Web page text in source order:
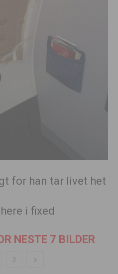
for han tar livet het
NESTE 7 BILDER
3